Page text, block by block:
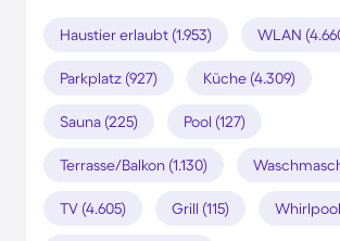
Haustier erlaubt (1.953) WLAN
Parkplatz (927) Küche (4.309)
Sauna (225) Pool (127)
Terrasse/Balkon (1.130)
TV (4.605) Grill (115)